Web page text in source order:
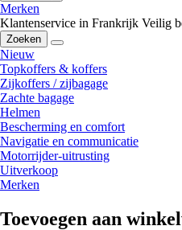
Merken
Klantenservice in Frankrijk Veilig
Zoeken
Nieuw
Topkoffers & koffers
Zijkoffers / zijbagage
Zachte bagage
Helmen
Bescherming en comfort
Navigatie en communicatie
Motorrijder-uitrusting
Uitverkoop
Merken
Toevoegen aan